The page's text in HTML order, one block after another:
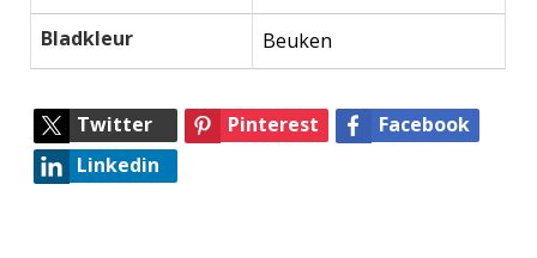
Bladkleur
Beuken
Twitter Pinterest
Facebook
Linkedin